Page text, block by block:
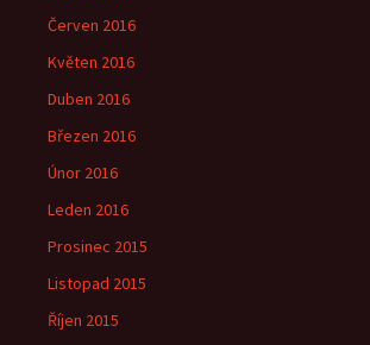
Červen 2016
Květen 2016
Duben 2016
Březen 2016
Únor 2016
Leden 2016
Prosinec 2015
Listopad 2015
Říjen 2015